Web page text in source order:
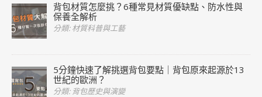
背包材質怎麼挑？6種常見材質優缺點、防水性與
保養全解析
分類: 材質科普與工藝
5分鐘快速了解挑選背包要點｜背包原來起源於13
世紀的歐洲？
分類: 背包歷史與演變